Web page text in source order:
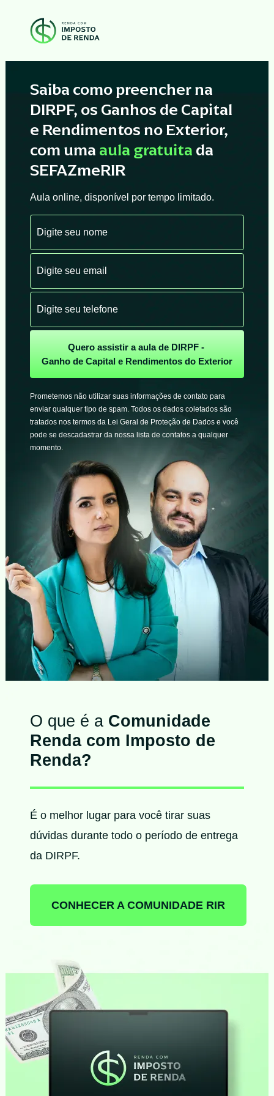
Saiba como preencher na
DIRPF, os Ganhos de Capital
e Rendimentos no Exterior,
com umaaula gratuitada
SEFAZmeRIR
Aula online, disponível por tempo limitado.
Quero assistir a aula de DIRPF -
Ganho de Capital e Rendimentos do Exterior
Prometemos não utilizar suas informações de contato para
enviar qualquer tipo de spam. Todos os dados coletados são
tratados nos termos da Lei Geral de Proteção de Dados e você
pode se descadastrar da nossa lista de contatos a qualquer
momento.
O que é a Comunidade
Renda com Imposto de
Renda?
É o melhor lugar para você tirar suas
dúvidas durante todo o período de entrega
da DIRPF.
CONHECER A COMUNIDADE RIR